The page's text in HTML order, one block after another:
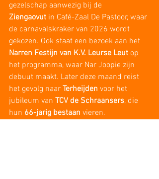
gezelschap aanwezig bij de
Ziengaovut in Café-Zaal De Pastoor, waar
de carnavalskraker van 2026 wordt
gekozen. Ook staat een bezoek aan het
Narren Festijn van K.V. Leurse Leut op
het programma, waar Nar Joopie zijn
debuut maakt. Later deze maand reist
het gevolg naar Terheijden voor het
jubileum van TCV de Schraansers, die
hun 66-jarig bestaan vieren.